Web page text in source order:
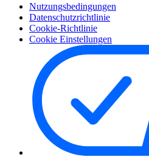
Nutzungsbedingungen
Datenschutzrichtlinie
Cookie-Richtlinie
Cookie Einstellungen